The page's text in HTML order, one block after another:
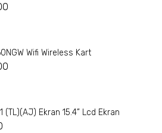
Wifi Wireless Kart
(TL)(AJ) Ekran 15.4” Lcd Ekran